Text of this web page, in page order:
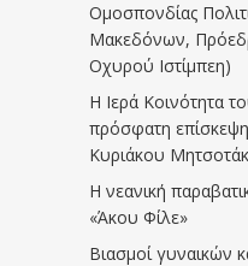
Ομοσπονδίας
Μακεδόνων,
Οχυρού Ιστίμπεη)
Η Ιερά Κοινότητα
πρόσφατη
Κυριάκου
Η νεανική
«Άκου Φίλε»
Βιασμοί γυναικών